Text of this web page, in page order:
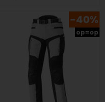
-40%
op=op